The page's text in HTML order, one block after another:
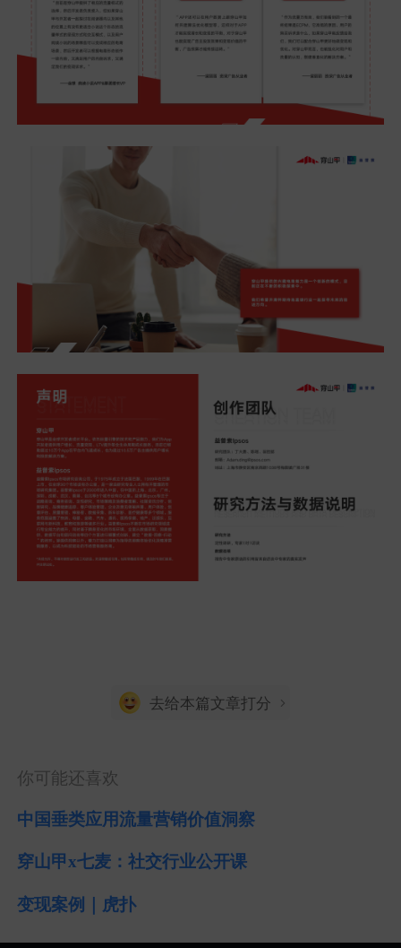
去给本篇文章打分
你可能还喜欢
中国垂类应用流量营销价值洞察
穿山甲x七麦：社交行业公开课
变现案例｜虎扑